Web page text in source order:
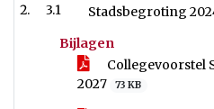
3.1
Stadsbegroting
Bijlagen
Collegevoorstel
2027
73 KB